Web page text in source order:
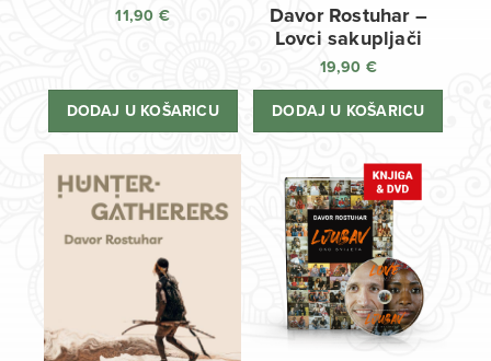
11,90 €
DODAJ U KOŠARICU
Davor Rostuhar –
Lovci sakupljači
19,90 €
DODAJ U KOŠARICU